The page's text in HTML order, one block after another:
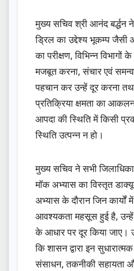
मुख्य सचिव श्री आनंद बर्द्धन
ड्रिल का उद्देश्य भूकम्प जैसी
का परीक्षण, विभिन्न
मजबूत करना, संचार एवं
पहचान कर उन्हें दूर करना
प्रतिक्रिया क्षमता का
आपदा की स्थिति में किसी
स्थिति उत्पन्न न हो।
मुख्य सचिव ने सभी
मॉक अभ्यास का विस्तृत
अभ्यास के दौरान जिन कार्यों
आवश्यकता महसूस हुई है, उन्हें
के आधार पर दूर किया जाए।
कि शासन द्वारा इन
संसाधन, तकनीकी सहायता